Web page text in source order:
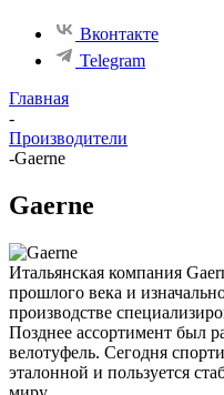
Вконтакте
Telegram
Главная
-
Производители
-Gaerne
Gaerne
Итальянская компания
прошлого века и
производстве
Позднее ассортимент был
велотуфель. Сегодня
эталонной и пользуется